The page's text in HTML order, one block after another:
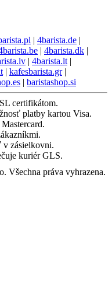
| 4barista.de |
| 4barista.dk |
| 4barista.lt |
| kafesbarista.gr|
| baristashop.si
Všechna práva vyhrazena.